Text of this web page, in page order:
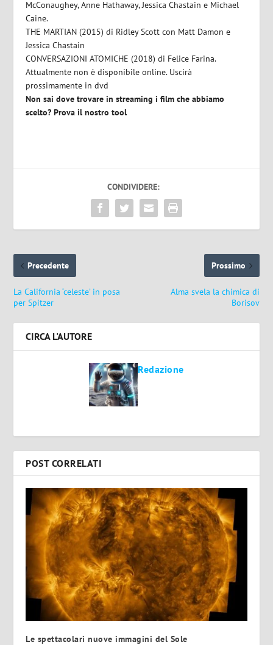
McConaughey, Anne Hathaway, Jessica Chastain e Michael
Caine.
THE MARTIAN (2015)di Ridley Scott con Matt Damon e
Jessica Chastain
CONVERSAZIONI ATOMICHE (2018)di Felice Farina.
Attualmente non è disponibile online. Uscirà
prossimamente in dvd
Non sai dove trovare in streaming i film che abbiamo
scelto? Prova il nostro tool
CONDIVIDERE:
Precedente
La California ‘celeste’ in posa
per Spitzer
Prossimo
Alma svela la chimica di
Borisov
CIRCA L'AUTORE
Redazione
POST CORRELATI
Le spettacolari nuove immagini del Sole